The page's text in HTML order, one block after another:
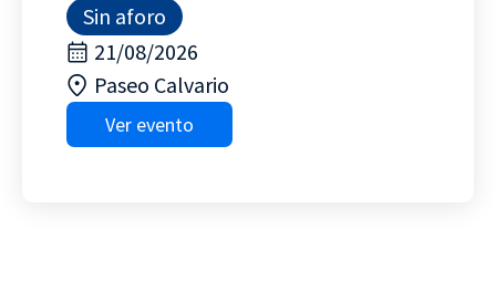
Sin aforo
21/08/2026
Paseo Calvario
Ver evento